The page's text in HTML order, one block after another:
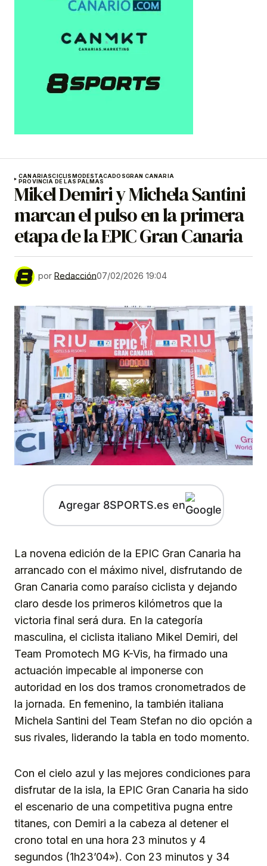
CANARIASCICLISMODESTACADOSGRAN CANARIA
PROVINCIA DE LAS PALMAS
Mikel Demiri y Michela Santini
marcan el pulso en la primera
etapa de la EPIC Gran Canaria
por Redacción07/02/2026 19:04
Agregar 8SPORTS.es en
La novena edición de la EPIC Gran Canaria ha
arrancado con el máximo nivel, disfrutando de
Gran Canaria como paraíso ciclista y dejando
claro desde los primeros kilómetros que la
victoria final será dura. En la categoría
masculina, el ciclista italiano Mikel Demiri, del
Team Promotech MG K-Vis, ha firmado una
actuación impecable al imponerse con
autoridad en los dos tramos cronometrados de
la jornada. En femenino, la también italiana
Michela Santini del Team Stefan no dio opción a
sus rivales, liderando la tabla en todo momento.
Con el cielo azul y las mejores condiciones para
disfrutar de la isla, la EPIC Gran Canaria ha sido
el escenario de una competitiva pugna entre
titanes, con Demiri a la cabeza al detener el
crono total en una hora 23 minutos y 4
segundos (1h23’04»). Con 23 minutos y 34